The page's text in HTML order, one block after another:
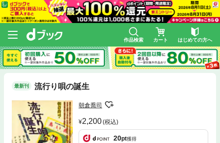
作品検索 カート はじめての方へ
最新刊 流行り唄の誕生
朝倉喬司
2,200(税込)
20pt獲得